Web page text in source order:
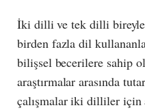
İki dilli ve tek dilli
birden fazla dil
bilişsel becerilere sahip
araştırmalar arasında
çalışmalar iki dilliler için